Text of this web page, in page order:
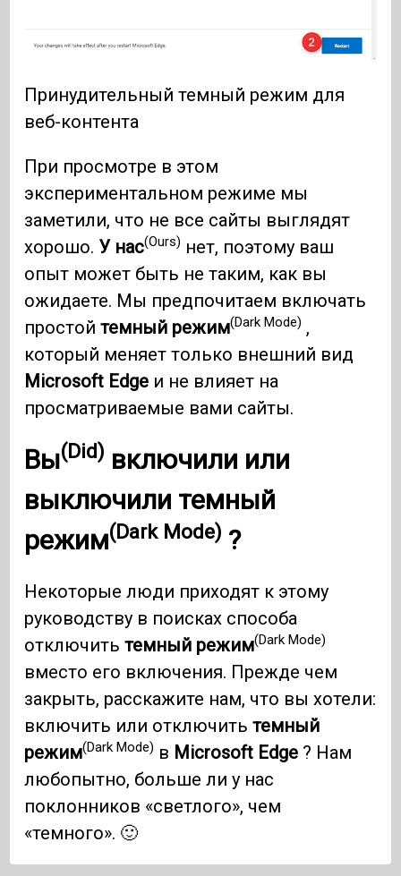
Принудительный темный режим для
веб-контента
При просмотре в этом
экспериментальном режиме мы
заметили, что не все сайты выглядят
хорошо. У нас(Ours) нет, поэтому ваш
опыт может быть не таким, как вы
ожидаете. Мы предпочитаем включать
простойтемный режим(Dark Mode) ,
который меняет только внешний вид
Microsoft Edge и не влияет на
просматриваемые вами сайты.
Вы(Did) включили или
выключили темный
режим(Dark Mode) ?
Некоторые люди приходят к этому
руководству в поисках способа
отключитьтемный режим(Dark Mode)
вместо его включения. Прежде чем
закрыть, расскажите нам, что вы хотели:
включить или отключитьтемный
режим(Dark Mode) в Microsoft Edge ? Нам
любопытно, больше ли у нас
поклонников «светлого», чем
«темного». 🙂